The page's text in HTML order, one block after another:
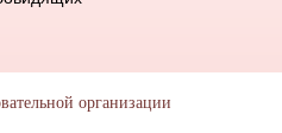
организации